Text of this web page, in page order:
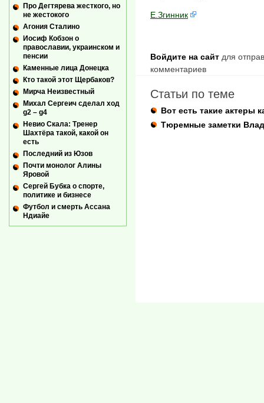
Е.Згинник
Войдите на сайт для
комментариев
Статьи по теме
Вот есть такие актеры
Тюремные заметки
Про Дегтярева жесткого, но
не жестокого
Агония Сталино
Иосиф Кобзон о
православии, украинском и
пенсии
Каменные лица Донецка
Кто такой этот Щербаков?
Мирча Неизвестный
Михал Сергеич сделал ход
g2 – g4
Невио Скала: Тренер
Шахтёра такой, какой он
есть
Последний из Юзов
Почти монолог Алины
Яровой
Сергей Бубка о спорте,
политике и бизнесе
Футбол и смерть Ассана
Ндиайе